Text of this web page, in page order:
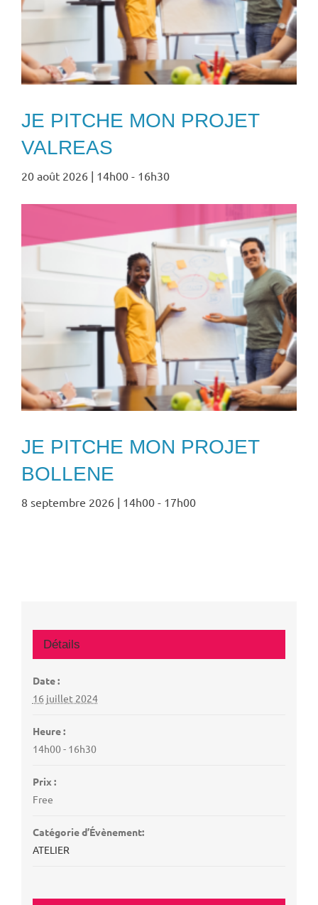
JE PITCHE MON PROJET
VALREAS
20 août 2026 | 14h00 - 16h30
JE PITCHE MON PROJET
BOLLENE
8 septembre 2026 | 14h00 - 17h00
Détails
Date :
16 juillet 2024
Heure :
14h00 - 16h30
Prix :
Free
Catégorie d’Évènement:
ATELIER